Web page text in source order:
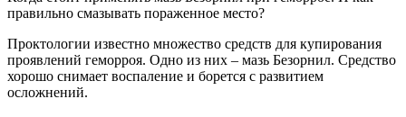
правильно смазывать пораженное место?
Проктологии известно множество средств для купирования
проявлений геморроя. Одно из них – мазь Безорнил. Средство
хорошо снимает воспаление и борется с развитием
осложнений.